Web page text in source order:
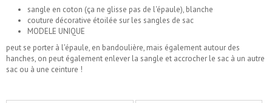
sangle en coton (ça ne glisse pas de l'épaule), blanche
couture décorative étoilée sur les sangles de sac
MODELE UNIQUE
peut se porter à l'épaule, en bandoulière, mais également autour des
hanches, on peut également enlever la sangle et accrocher le sac à un autre
sac ou à une ceinture !